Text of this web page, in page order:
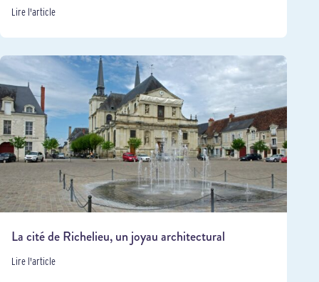
Lire l'article
La cité de Richelieu, un joyau architectural
Lire l'article